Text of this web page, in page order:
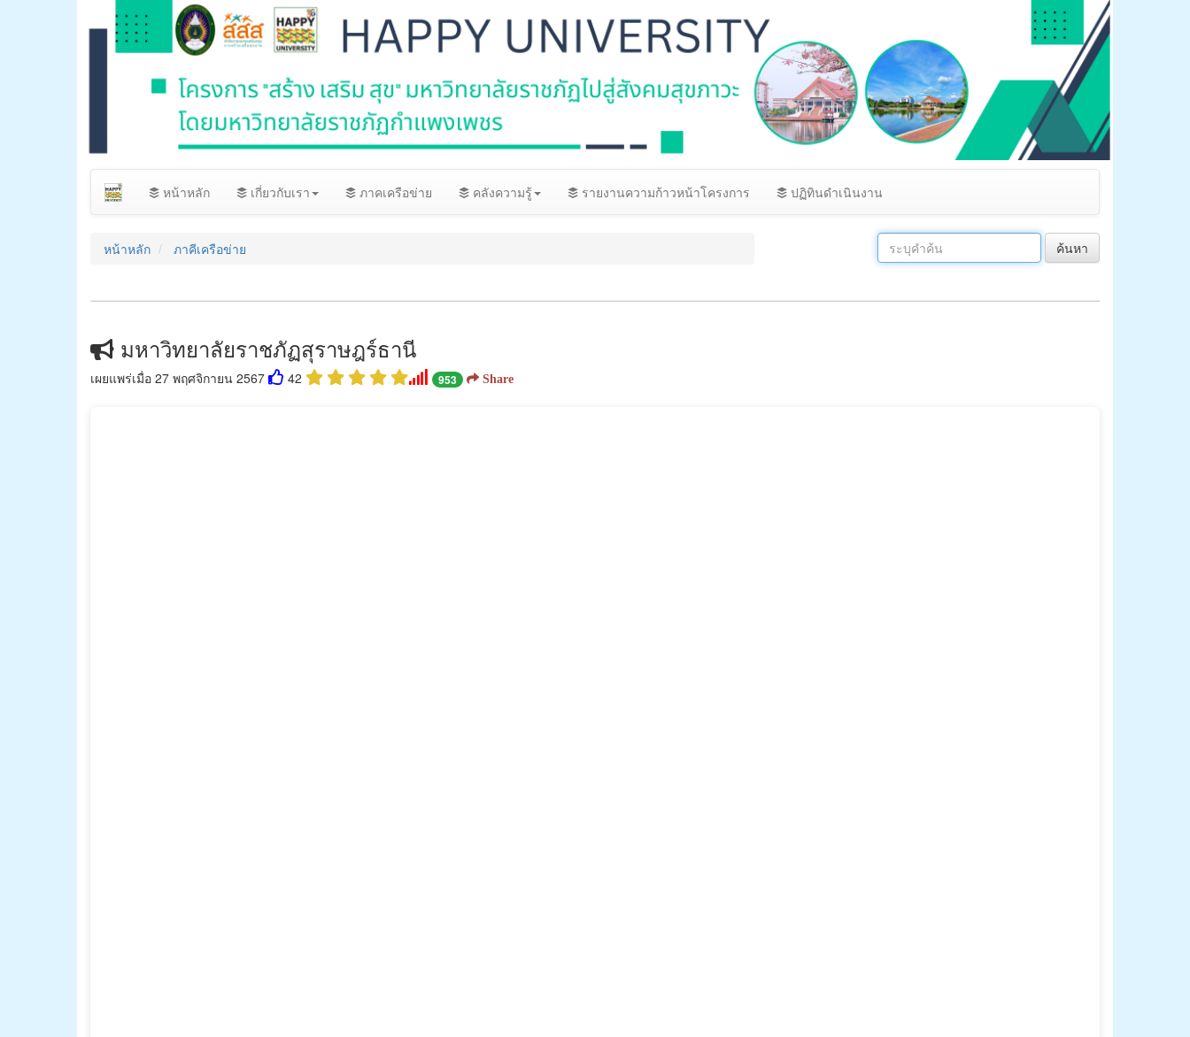
หน้าหลัก เกี่ยวกับเรา ภาคเครือข่าย คลังความรู้ รายงานความก้าวหน้าโครงการ ปฏิทินดำเนินงาน
หน้าหลัก ภาคีเครือข่าย ค้นหา
มหาวิทยาลัยราชภัฏสุราษฎร์ธานี
เผยแพร่เมื่อ 27 พฤศจิกายน 2567 42 953 Share